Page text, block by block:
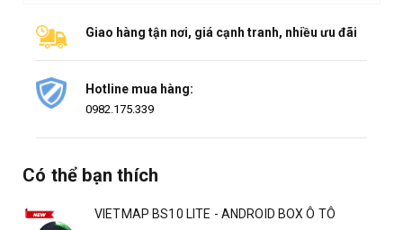
Giao hàng tận nơi, giá cạnh tranh, nhiều ưu đãi
Hotline mua hàng:
0982.175.339
Có thể bạn thích
VIETMAP BS10 LITE - ANDROID BOX Ô TÔ